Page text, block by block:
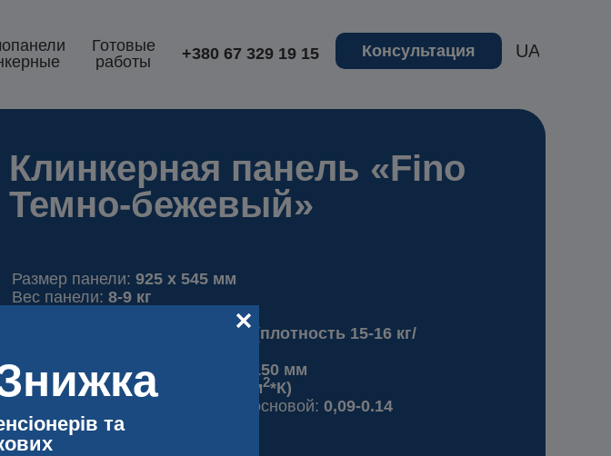
Готовые
работы
+380 67 329 19 15 Консультация UA
Клинкерная панель «Fino
Темно-бежевый»
Размер панели: 925 x 545 мм
Вес панели: 8-9 кг
пенопласт EPS80 (плотность 15-16 кг/
Толщина утеплителя:
от 50 до 150 мм
Теплопроводимость:
0.037 Вт/(м2*К)
Прочность сцепления плитки с основой: 0,09-0.14
Мпа
та